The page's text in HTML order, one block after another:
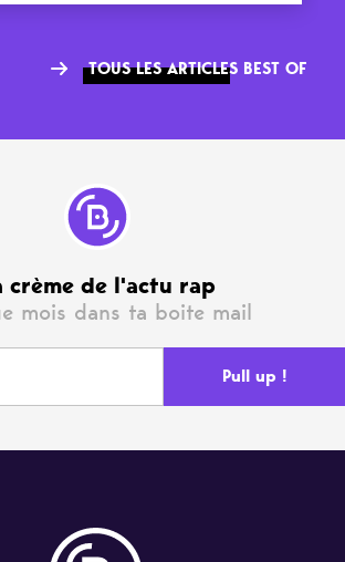
TOUS LES ARTICLES BEST OF
crème de l'actu rap
mois dans ta boite mail